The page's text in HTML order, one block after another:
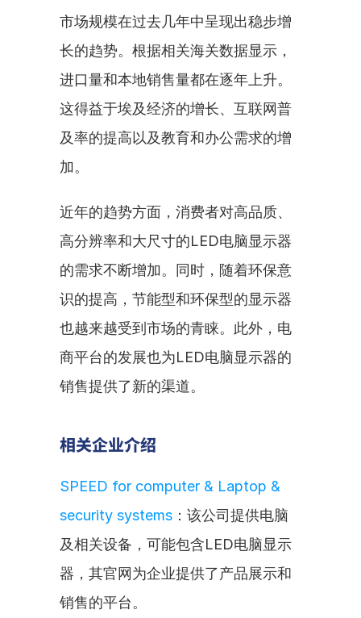
市场规模在过去几年中呈现出稳步增
长的趋势。根据相关海关数据显示，
进口量和本地销售量都在逐年上升。
这得益于埃及经济的增长、互联网普
及率的提高以及教育和办公需求的增
加。
近年的趋势方面，消费者对高品质、
高分辨率和大尺寸的LED电脑显示器
的需求不断增加。同时，随着环保意
识的提高，节能型和环保型的显示器
也越来越受到市场的青睐。此外，电
商平台的发展也为LED电脑显示器的
销售提供了新的渠道。
相关企业介绍
SPEED for computer & Laptop &
security systems ：该公司提供电脑
及相关设备，可能包含LED电脑显示
器，其官网为企业提供了产品展示和
销售的平台。